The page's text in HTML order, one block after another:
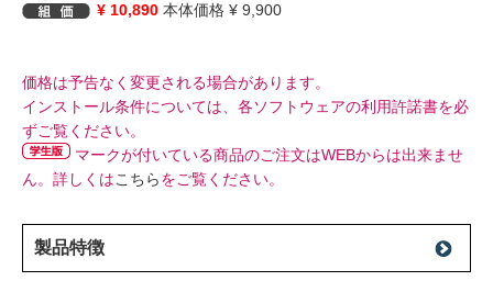
¥ 10,890 本体価格 ¥ 9,900
価格は予告なく変更される場合があります。
インストール条件については、各ソフトウェアの利用許諾書を必
ずご覧ください。
マークが付いている商品のご注文はWEBからは出来ませ
ん。詳しくはこちらをご覧ください。
製品特徴